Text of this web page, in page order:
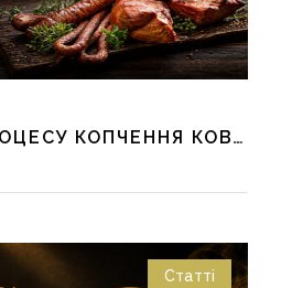
ОПТИМІЗАЦІЯ ПРОЦЕСУ КОПЧЕННЯ КОВБАСНИХ ВИРОБІВ:
Статті